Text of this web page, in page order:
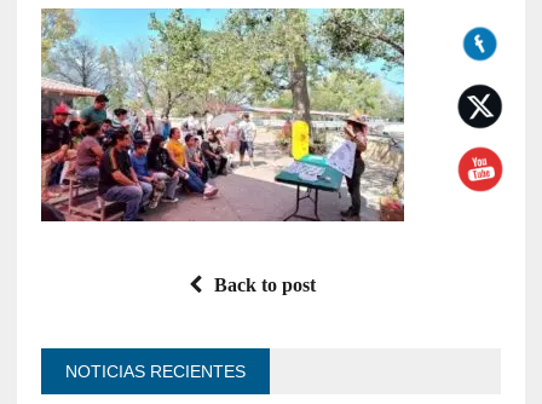
Back to post
NOTICIAS RECIENTES